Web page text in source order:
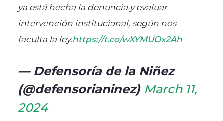
ya está hecha la denuncia y evaluar
intervención institucional, según nos
faculta la ley.https://t.co/wXYMUOx2Ah
— Defensoría de la Niñez
(@defensorianinez) March 11,
2024